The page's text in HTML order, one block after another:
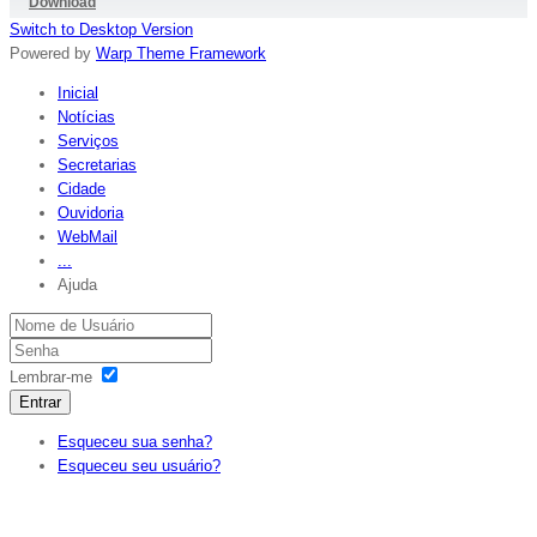
Switch to Desktop Version
Powered by Warp Theme Framework
Inicial
Notícias
Serviços
Secretarias
Cidade
Ouvidoria
WebMail
...
Ajuda
Lembrar-me
Entrar
Esqueceu sua senha?
Esqueceu seu usuário?